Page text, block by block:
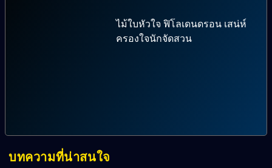
ไม้ใบหัวใจ ฟิโลเดนดรอน เสน่ห์
ครองใจนักจัดสวน
บทความที่น่าสนใจ